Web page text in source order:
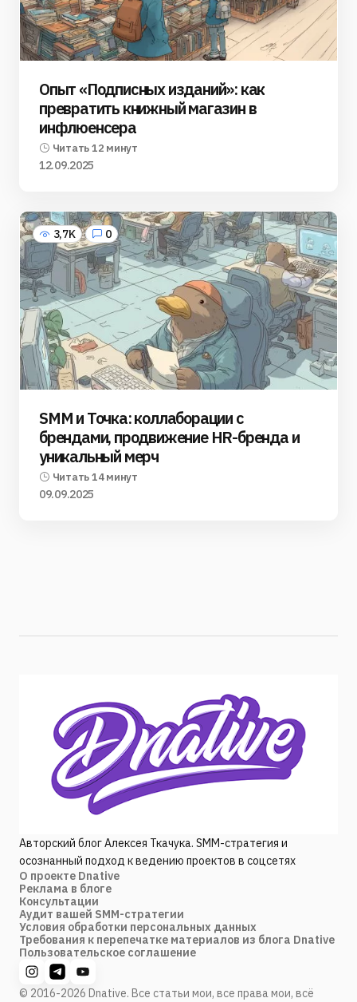
Опыт «Подписных изданий»: как
превратить книжный магазин в
инфлюенсера
Читать 12 минут
12.09.2025
3,7K 0
SMM и Точка: коллаборации с
брендами, продвижение HR-бренда и
уникальный мерч
Читать 14 минут
09.09.2025
Авторский блог Алексея Ткачука. SMM-стратегия и
осознанный подход к ведению проектов в соцсетях
О проекте Dnative
Реклама в блоге
Консультации
Аудит вашей SMM-стратегии
Условия обработки персональных данных
Требования к перепечатке материалов из блога Dnative
Пользовательское соглашение
© 2016-2026 Dnative. Все статьи мои, все права мои, всё